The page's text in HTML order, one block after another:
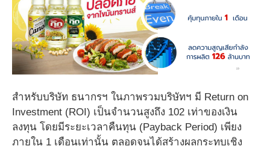
สำหรับบริษัท ธนากรฯ ในภาพรวมบริษัทฯ มี Return on
Investment (ROI) เป็นจำนวนสูงถึง 102 เท่าของเงิน
ลงทุน โดยมีระยะเวลาคืนทุน (Payback Period) เพียง
ภายใน 1 เดือนเท่านั้น ตลอดจนได้สร้างผลกระทบเชิง